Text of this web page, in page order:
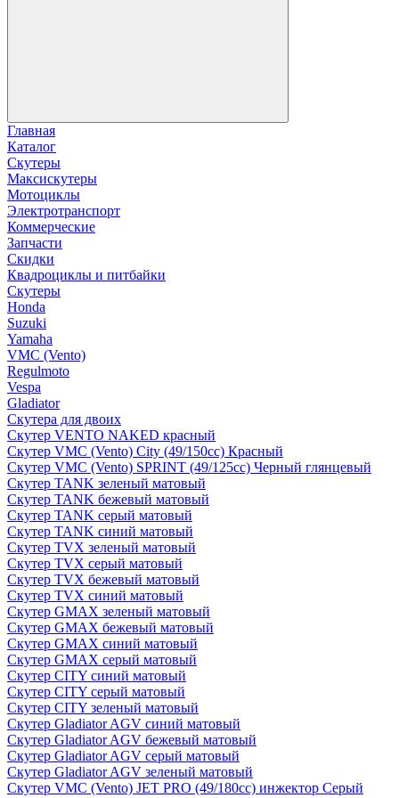
Главная
Каталог
Скутеры
Максискутеры
Мотоциклы
Электротранспорт
Коммерческие
Запчасти
Скидки
Квадроциклы и питбайки
Скутеры
Honda
Suzuki
Yamaha
VMC (Vento)
Regulmoto
Vespa
Gladiator
Скутера для двоих
Скутер VENTO NAKED красный
Скутер VMC (Vento) City (49/150cc) Красный
Скутер VMC (Vento) SPRINT (49/125cc) Черный глянцевый
Скутер TANK зеленый матовый
Скутер TANK бежевый матовый
Скутер TANK серый матовый
Скутер TANK синий матовый
Скутер TVX зеленый матовый
Скутер TVX серый матовый
Скутер TVX бежевый матовый
Скутер TVX синий матовый
Скутер GMAX зеленый матовый
Скутер GMAX бежевый матовый
Скутер GMAX синий матовый
Скутер GMAX серый матовый
Скутер CITY синий матовый
Скутер CITY серый матовый
Скутер CITY зеленый матовый
Скутер Gladiator AGV синий матовый
Скутер Gladiator AGV бежевый матовый
Скутер Gladiator AGV серый матовый
Скутер Gladiator AGV зеленый матовый
Скутер VMC (Vento) JET PRO (49/180cc) инжектор Серый